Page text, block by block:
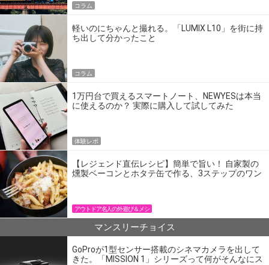
コラム
軽いのにちゃんと撮れる。「LUMIX L10」を街に持
ち出して分かったこと
コラム
1万円台で買えるスマートノート、NEWYESは本当
に使えるのか？ 実際に購入して試してみた
体験レポ
【レジェンド直伝レシピ】簡単で旨い！ 自家製の
燻製ベーコンとホタテ缶で作る、3ステップのワン
アウトドア名人の外遊び＆メシ
マンスリーチョイス
GoProが1型センサー搭載のシネマカメラを出して
きた。「MISSION 1」シリーズって何がそんなにス